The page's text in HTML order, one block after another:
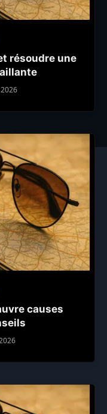
résoudre une
causes